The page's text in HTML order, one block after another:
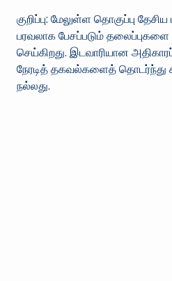
குறிப்பு: மேலுள்ள தொகுப்பு
பரவலாக பேசப்படும் தலைப்புகளை
செய்கிறது. இடவாரியான
நேரடித் தகவல்களைத் தொடர்ந்து
நல்லது.